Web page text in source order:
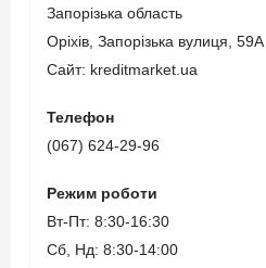
Запорізька область
Оріхів, Запорізька вулиця,
Сайт: kreditmarket.ua
Телефон
(067) 624-29-96
Режим роботи
Вт-Пт: 8:30-16:30
Сб, Нд: 8:30-14:00